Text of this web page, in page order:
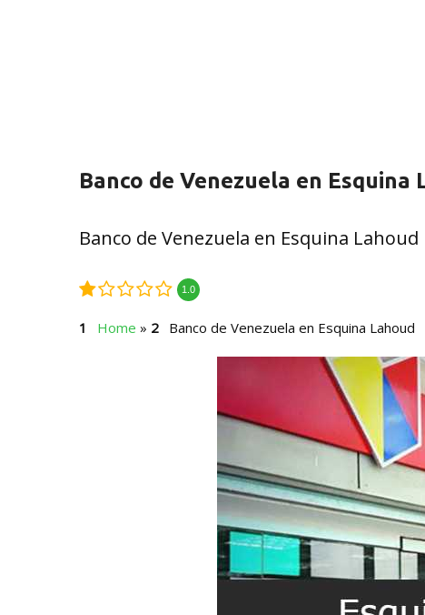
Banco de Venezuela en Esquina
Banco de Venezuela en Esquina Lahoud
1.0
Home » Banco de Venezuela en Esquina Lahoud